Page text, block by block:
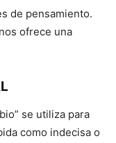
de pensamiento.
ofrece una
se utiliza para
como indecisa o